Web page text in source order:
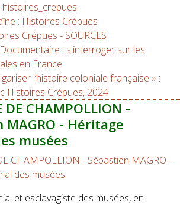
histoires_crepues
: Histoires Crépues
Crépues - SOURCES
: s'interroger sur les
en France
l’histoire coloniale française » :
Histoires Crépues, 2024
DE CHAMPOLLION -
MAGRO - Héritage
musées
et esclavagiste des musées, en